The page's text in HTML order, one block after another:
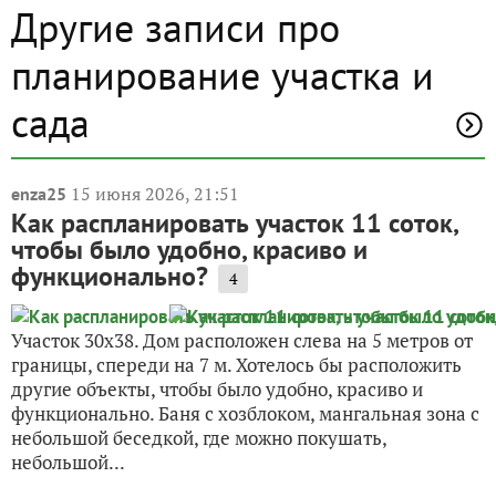
Другие записи про
планирование участка и
сада
enza25 15 июня 2026, 21:51
Как распланировать участок 11 соток,
чтобы было удобно, красиво и
функционально? 4
Участок 30х38. Дом расположен слева на 5 метров от
границы, спереди на 7 м. Хотелось бы расположить
другие объекты, чтобы было удобно, красиво и
функционально. Баня с хозблоком, мангальная зона с
небольшой беседкой, где можно покушать,
небольшой...